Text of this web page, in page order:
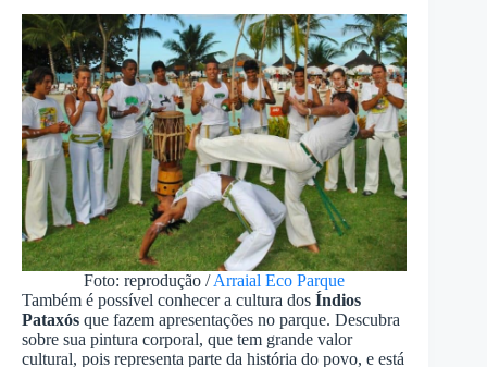
Foto: reprodução /Arraial Eco Parque
Também é possível conhecer a cultura dos Índios
Pataxós que fazem apresentações no parque. Descubra
sobre sua pintura corporal, que tem grande valor
cultural, pois representa parte da história do povo, e está